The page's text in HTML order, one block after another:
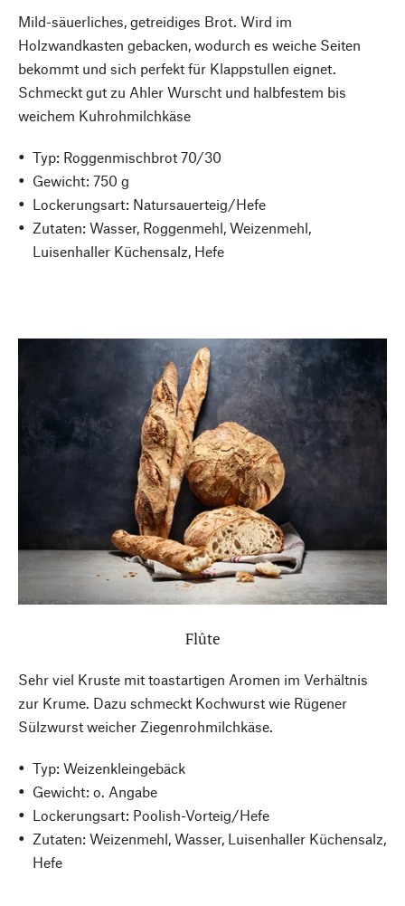
Mild-säuerliches, getreidiges Brot. Wird im
Holzwandkasten gebacken, wodurch es weiche Seiten
bekommt und sich perfekt für Klappstullen eignet.
Schmeckt gut zu Ahler Wurscht und halbfestem bis
weichem Kuhrohmilchkäse
Typ: Roggenmischbrot 70/30
Gewicht: 750 g
Lockerungsart: Natursauerteig/Hefe
Zutaten: Wasser, Roggenmehl, Weizenmehl,
Luisenhaller Küchensalz, Hefe
Flûte
Sehr viel Kruste mit toastartigen Aromen im Verhältnis
zur Krume. Dazu schmeckt Kochwurst wie Rügener
Sülzwurst weicher Ziegenrohmilchkäse.
Typ: Weizenkleingebäck
Gewicht: o. Angabe
Lockerungsart: Poolish-Vorteig/Hefe
Zutaten: Weizenmehl, Wasser, Luisenhaller Küchensalz,
Hefe